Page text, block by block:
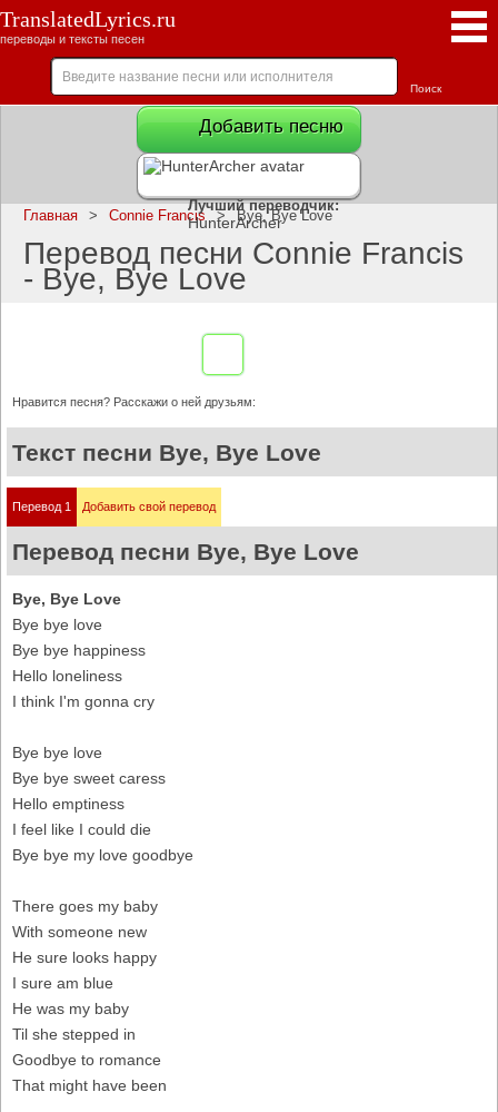
TranslatedLyrics.ru
переводы и тексты песен
Добавить песню
Лучший переводчик:
HunterArcher
Главная > Connie Francis > Bye, Bye Love
Перевод песни Connie Francis
- Bye, Bye Love
Нравится песня? Расскажи о ней друзьям:
Текст песни Bye, Bye Love
Перевод 1 Добавить свой перевод
Перевод песни Bye, Bye Love
Bye, Bye Love
Bye bye love
Bye bye happiness
Hello loneliness
I think I'm gonna cry
Bye bye love
Bye bye sweet caress
Hello emptiness
I feel like I could die
Bye bye my love goodbye
There goes my baby
With someone new
He sure looks happy
I sure am blue
He was my baby
Til she stepped in
Goodbye to romance
That might have been